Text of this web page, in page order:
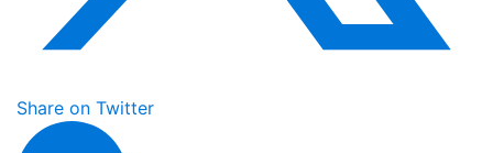
Share on Twitter